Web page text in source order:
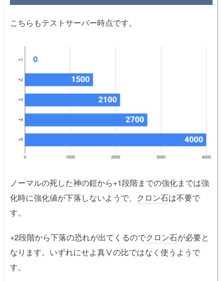
こちらもテストサーバー時点です。
ノーマルの死した神の鎧から+1段階までの強化までは強
化時に強化値が下落しないようで、 クロン石は不要で
す。
+2段階から下落の恐れが出てくるのでクロン石が必要と
なります。いずれにせよ真Ⅴの比ではなく使うようで
す。